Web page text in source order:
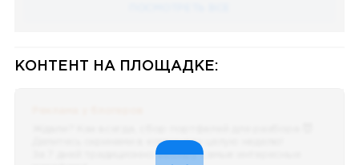
КОНТЕНТ НА ПЛОЩАДКЕ:
Делитесь скринами в комментах целую неделю!
За 7 дней традиционно выберу самые интересные